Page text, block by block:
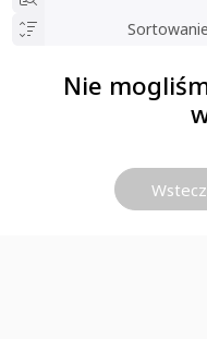
Sortowanie
Nie
Wstecz